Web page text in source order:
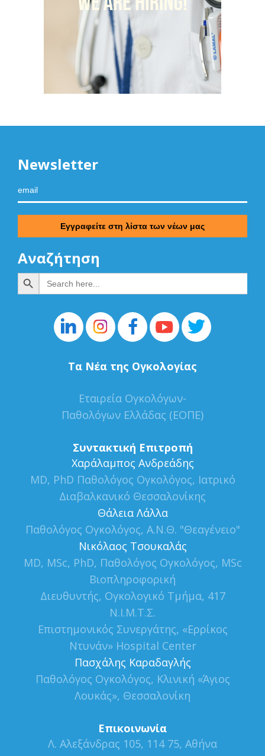
Newsletter
Αναζήτηση
Search
for:
Search Button
Τα Νέα της Ογκολογίας
Εταιρεία Ογκολόγων-
Παθολόγων Ελλάδας (ΕΟΠΕ)
Συντακτική Επιτροπή
Xαράλαμπος Ανδρεάδης
MD, PhD Παθολόγος Ογκολόγος, Ιατρικό
Διαβαλκανικό Θεσσαλονίκης
Θάλεια Λάλλα
Παθολόγος Ογκολόγος, Α.Ν.Θ. "Θεαγένειο"
Νικόλαος Τσουκαλάς
MD, MSc, PhD, Παθολόγος Ογκολόγος, MSc
Βιοπληροφορική
Διευθυντής, Ογκολογικό Τμήμα, 417
Ν.Ι.Μ.Τ.Σ.
Επιστημονικός Συνεργάτης, «Ερρίκος
Ντυνάν» Hospital Center
Πασχάλης Καραδαγλής
Παθολόγος Ογκολόγος, Κλινική «Άγιος
Λουκάς», Θεσσαλονίκη
Επικοινωνία
Λ. Αλεξάνδρας 105, 114 75, Αθήνα